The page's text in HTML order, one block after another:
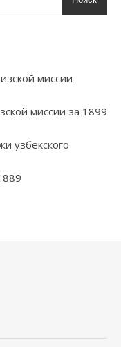
миссии
миссии за 1899
узбекского